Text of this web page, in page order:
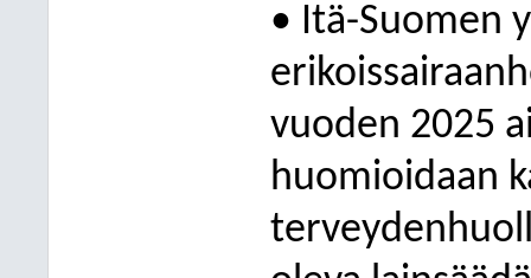
• Itä-Suomen
vuoden 2025
huomioidaan